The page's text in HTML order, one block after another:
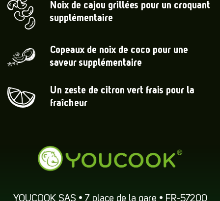
Noix de cajou grillées pour un croquant
supplémentaire
Copeaux de noix de coco pour une
saveur supplémentaire
Un zeste de citron vert frais pour la
fraîcheur